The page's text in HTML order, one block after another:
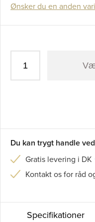
Ønsker du en anden
Du kan trygt handle
Gratis levering i DK
Kontakt os for råd
Specifikationer